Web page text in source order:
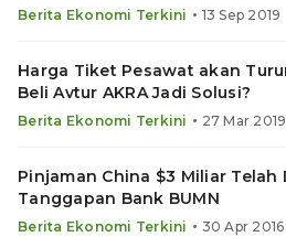
Berita Ekonomi Terkini • 13 Sep 2019
Harga Tiket Pesawat akan
Beli Avtur AKRA Jadi Solusi?
Berita Ekonomi Terkini • 27 Mar 2019
Pinjaman China $3 Miliar Telah
Tanggapan Bank BUMN
Berita Ekonomi Terkini • 30 Apr 2016